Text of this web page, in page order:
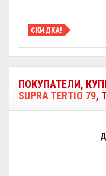
СКИДКА!
ПОКУПАТЕЛИ,
SUPRA TERTIO 79,